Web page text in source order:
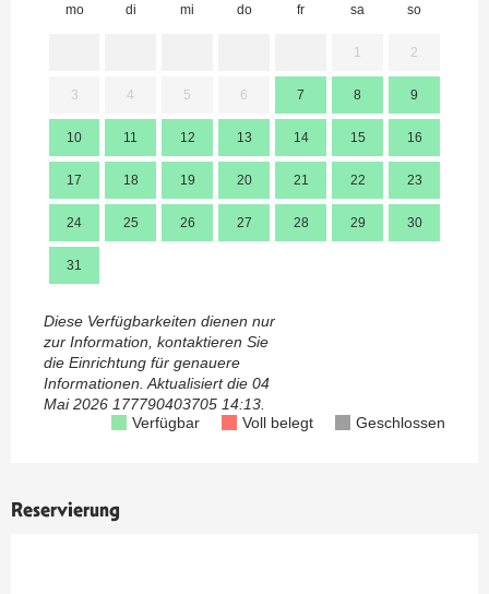
mo di mi do fr sa so
1 2
3 4 5 6 7 8 9
10 11 12 13 14 15 16
17 18 19 20 21 22 23
24 25 26 27 28 29 30
31
Diese Verfügbarkeiten dienen nur
zur Information, kontaktieren Sie
die Einrichtung für genauere
Informationen. Aktualisiert die 04
Mai 2026 177790403705 14:13.
Verfügbar
Voll belegt Geschlossen
Reservierung